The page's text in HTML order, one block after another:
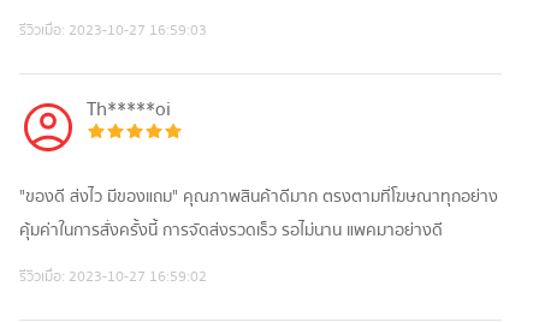
รีวิวเมื่อ: 2023-10-27 16:59:03
Th*****oi
"ของดี ส่งไว มีของแถม" คุณภาพสินค้าดีมาก ตรงตามที่โฆษณาทุกอย่าง
คุ้มค่าในการสั่งครั้งนี้ การจัดส่งรวดเร็ว รอไม่นาน แพคมาอย่างดี
รีวิวเมื่อ: 2023-10-27 16:59:02